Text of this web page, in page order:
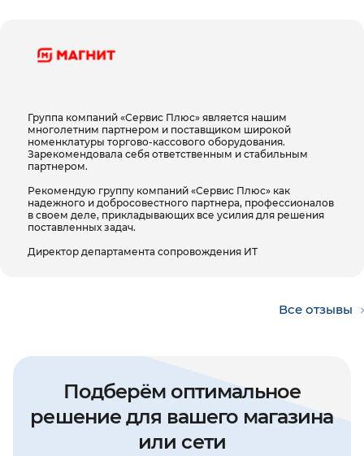
существующую кассовую инфраструктуру
Подключение к кассовому терминалу
осуществляется через интерфейсы USB-COM,
USB-KB или RS-232. Устройство совместимо с
операционными системами Linux, Android,
Windows и macOS.
Весовой и сканирующий модули питаются
напрямую от USB-портов кассового
уменьшает количество кабелей на рабочем
Основные преимущества
DP ScanFox сочетает функции весов и сканера
в одном устройстве и обеспечивает удобную
работу на кассовом месте:
Группа компаний «Сервис Плюс» является нашим
многолетним партнером и поставщиком широкой
номенклатуры торгово-кассового оборудования.
Зарекомендовала себя ответственным и стабильным
партнером.
Рекомендую группу компаний «Сервис Плюс» как
надежного и добросовестного партнера, профессионалов
в своем деле, прикладывающих все усилия для решения
поставленных задач.
Директор департамента сопровождения ИТ
Все отзывы
Подберём оптимальное
решение для вашего магазина
или сети